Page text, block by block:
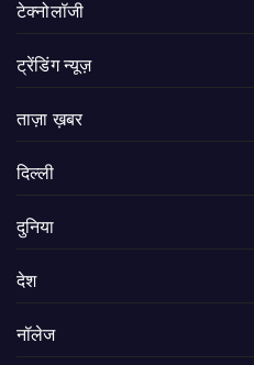
टेक्नोलॉजी
ट्रेंडिंग न्यूज़
ताज़ा ख़बर
दिल्ली
दुनिया
देश
नॉलेज